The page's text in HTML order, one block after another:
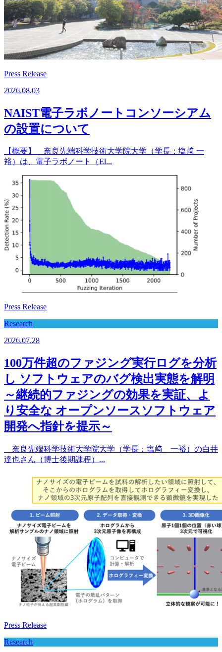
Press Release
2026.08.03
NAIST電子ラボノートコンソーシアム
の設置について
【概要】 奈良先端科学技術大学院大学（学長：塩﨑 一
裕）は、電子ラボノート（El...
Press Release
Research
2026.07.28
100万件超のファジング実行ログを分析
し ソフトウェアのバグ検出実態を解明
～継続的ファジングの効果を実証、よ
り安全な オープンソースソフトウェア
開発へ指針を提示～
奈良先端科学技術大学院大学（学長：塩﨑 一裕）の白井
達也さん（博士後期課程）...
Press Release
Research